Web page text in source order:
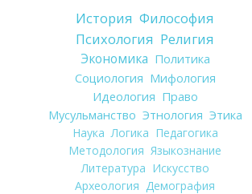
История Философия
Психология Религия
Экономика Политика
Социология Мифология
Идеология Право
Мусульманство Этнология Этика
Наука Логика Педагогика
Методология Языкознание
Литература Искусство
Археология Демография